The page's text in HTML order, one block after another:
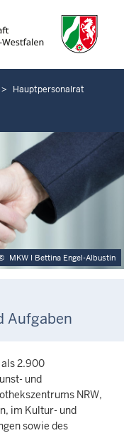
Hauptpersonalrat
MKW I Bettina Engel-Albustin
Aufgaben
2.900
und
NRW,
im Kultur- und
sowie des